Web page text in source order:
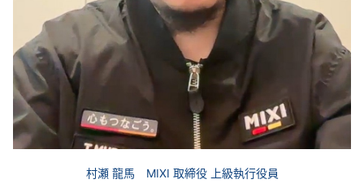
村瀬 龍馬 MIXI 取締役 上級執行役員